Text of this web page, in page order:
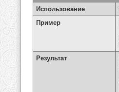
Использование
Пример
Результат